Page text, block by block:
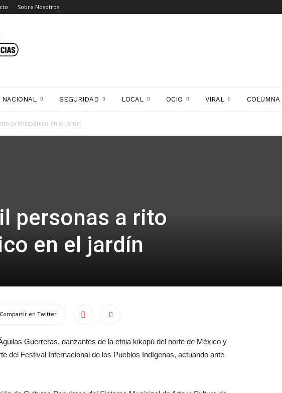
Sobre Nosotros
NACIONAL SEGURIDAD LOCAL OCIO VIRAL COLUMNA
prehispánico en el jardín
personas a rito
en el jardín
Compartir en Twitter
Guerreras, danzantes de la etnia kikapú del norte de México y
del Festival Internacional de los Pueblos Indígenas, actuando ante